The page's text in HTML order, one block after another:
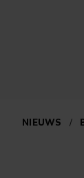
NIEUWS /